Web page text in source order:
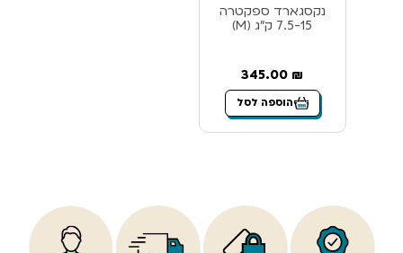
נקסגארד ספקטרה
7.5-15 ק”ג (M)
345.00 ₪
הוספה לסל